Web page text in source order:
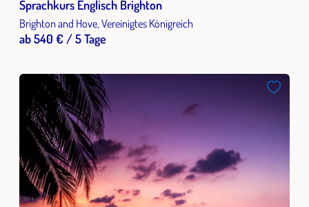
Sprachkurs Englisch Brighton
Brighton and Hove, Vereinigtes Königreich
ab 540 € / 5 Tage